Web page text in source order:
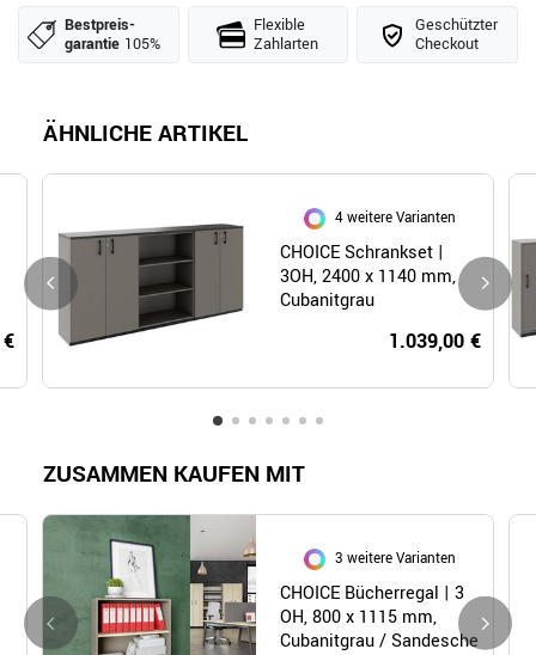
Bestpreis­
garantie 105%
Flexible
Zahlarten
Geschützter
Checkout
ÄHNLICHE ARTIKEL
4 weitere Varianten
CHOICE Schrankset |
3OH, 2400 x 1140 mm,
Cubanitgrau
1.039,00 €
ZUSAMMEN KAUFEN MIT
3 weitere Varianten
CHOICE Bücherregal | 3
OH, 800 x 1115 mm,
Cubanitgrau / Sandesche